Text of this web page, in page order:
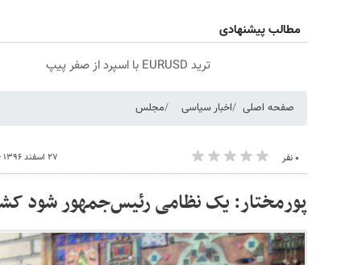
مطالب پیشنهادی
ترید EURUSD با اسپرد از صفر پیپ
صفحه اصلی اخبار سیاسی مجلس
۰ نفر ۲۷ اسفند ۱۳۹۶ - ۰۳:۵۰
پورمختار: یک نظامی رئیس‌جمهور شود